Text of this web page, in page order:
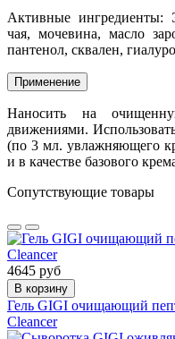
Активные ингредиенты:
чая, мочевина, масло
пантенол, сквален,
Применение
Наносить на
движениями.
(по 3 мл. увлажняющего
и в качестве базового
Сопутствующие товары
4645 руб
В корзину
Гель GIGI очищающий
Cleancer